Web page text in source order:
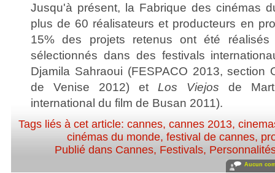
Jusqu'à présent, la Fabrique des cinémas
plus de 60 réalisateurs et producteurs en
15% des projets retenus ont été
sélectionnés dans des festivals
Djamila Sahraoui (FESPACO 2013, section
de Venise 2012) et Los Viejos de
international du film de Busan 2011).
Tags liés à cet article:cannes,cannes 2013,
cinémas du monde, festival de cannes,
Publié dans Cannes, Festivals,
Aucun